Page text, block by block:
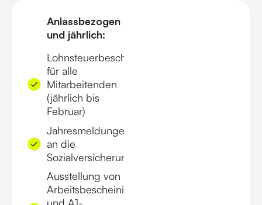
Anlassbezogen
und jährlich:
Lohnsteuerbescheinigungen
für alle
Mitarbeitenden
(jährlich bis
Februar)
Jahresmeldungen
an die
Sozialversicherungsträger
Ausstellung von
Arbeitsbescheinigungen
und A1-